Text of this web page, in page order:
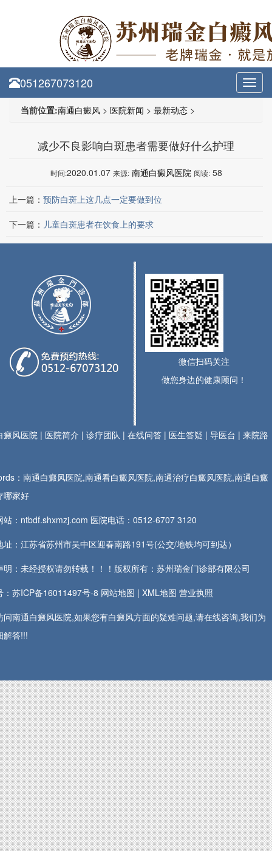
051267073120
当前位置:南通白癜风 > 医院新闻 > 最新动态 >
减少不良影响白斑患者需要做好什么护理
时间:2020.01.07 来源: 南通白癜风医院 阅读: 58
上一篇： 预防白斑上这几点一定要做到位
下一篇： 儿童白斑患者在饮食上的要求
微信扫码关注
做您身边的健康顾问！
癜风医院 | 医院简介 |诊疗团队 |在线问答 | 医生答疑 |导医台 |来院路
：南通白癜风医院,南通看白癜风医院,南通治疗白癜风医院,南通白癜
哪家好
站：ntbdf.shxmzj.com 医院电话：0512-6707 3120
址：江苏省苏州市吴中区迎春南路191号(公交/地铁均可到达）
明：未经授权请勿转载！！！版权所有：苏州瑞金门诊部有限公司
：苏ICP备16011497号-8 网站地图 |XML地图 营业执照
问南通白癜风医院,如果您有白癜风方面的疑难问题,请在线咨询,我们为
解答!!!